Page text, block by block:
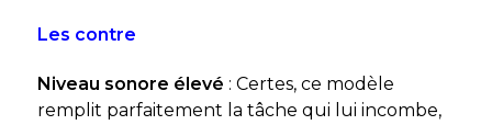
Les contre
Niveau sonore élevé : Certes, ce modèle
remplit parfaitement la tâche qui lui incombe,